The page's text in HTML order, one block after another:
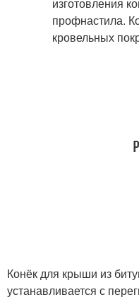
Конёк для крыши из
устанавливается с